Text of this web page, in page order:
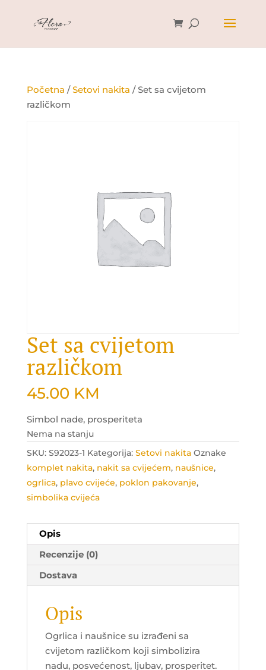
Početna /Setovi nakita / Set sa cvijetom
različkom
Set sa cvijetom
različkom
45.00 KM
Simbol nade, prosperiteta
Nema na stanju
SKU: S92023-1 Kategorija: Setovi nakita Oznake
komplet nakita, nakit sa cvijećem, naušnice,
ogrlica, plavo cvijeće, poklon pakovanje,
simbolika cvijeća
Opis
Recenzije (0)
Dostava
Opis
Ogrlica i naušnice su izrađeni sa
cvijetom različkom koji simbolizira
nadu, posvećenost, ljubav, prosperitet.